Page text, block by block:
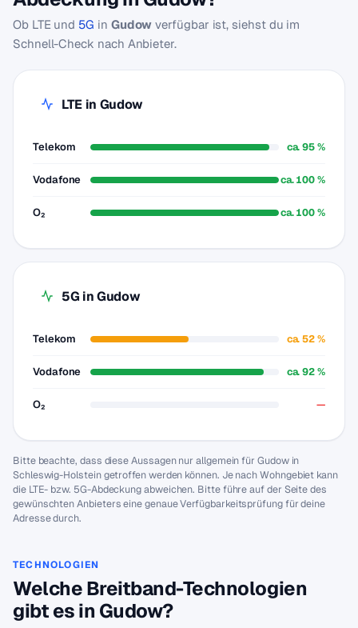
Ob LTE und 5G in Gudow verfügbar ist, siehst du im
Schnell-Check nach Anbieter.
LTE in Gudow
Telekom ca. 95 %
Vodafone ca. 100 %
O₂ ca. 100 %
5G in Gudow
Telekom ca. 52 %
Vodafone ca. 92 %
O₂ —
Bitte beachte, dass diese Aussagen nur allgemein für Gudow in
Schleswig-Holstein getroffen werden können. Je nach Wohngebiet kann
die LTE- bzw. 5G-Abdeckung abweichen. Bitte führe auf der Seite des
gewünschten Anbieters eine genaue Verfügbarkeitsprüfung für deine
Adresse durch.
TECHNOLOGIEN
Welche Breitband-Technologien
gibt es in Gudow?